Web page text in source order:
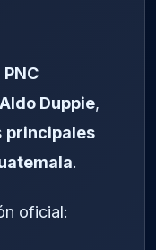
PNC
Duppie,
principales
.
oficial: